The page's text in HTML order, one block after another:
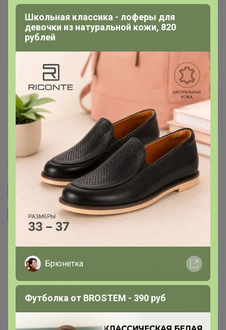
Сбор заказов в данной закупке
завершен
Перейти к текущей закупке
Артемида
Подписаться на закупку 893
Подписаться на организатора 1.7K
В архиве Собрано
68 %
Ожидание ~ 4 дня
Комментарии к лотам 3.7K
Школьная классика - лоферы для
девочки из натуральной кожи, 820
рублей
Брюнетка
Футболка от BROSTEM - 390 руб